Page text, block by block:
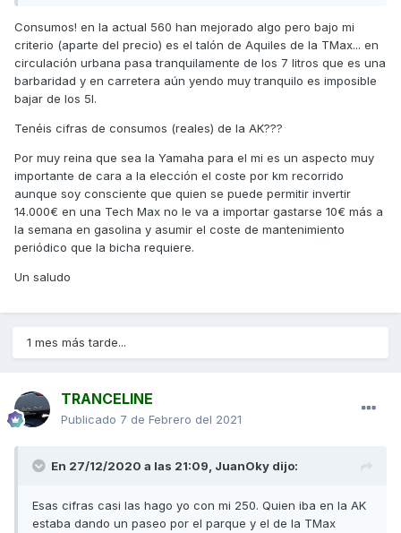
Saludos
Consumos! en la actual 560 han mejorado algo pero bajo mi
criterio (aparte del precio) es el talón de Aquiles de la TMax... en
circulación urbana pasa tranquilamente de los 7 litros que es una
barbaridad y en carretera aún yendo muy tranquilo es imposible
bajar de los 5l.
Tenéis cifras de consumos (reales) de la AK???
Por muy reina que sea la Yamaha para el mi es un aspecto muy
importante de cara a la elección el coste por km recorrido
aunque soy consciente que quien se puede permitir invertir
14.000€ en una Tech Max no le va a importar gastarse 10€ más a
la semana en gasolina y asumir el coste de mantenimiento
periódico que la bicha requiere.
Un saludo
1 mes más tarde...
TRANCELINE
Publicado 7 de Febrero del 2021
En 27/12/2020 a las 21:09, JuanOky dijo:
Esas cifras casi las hago yo con mi 250. Quien iba en la AK
estaba dando un paseo por el parque y el de la TMax